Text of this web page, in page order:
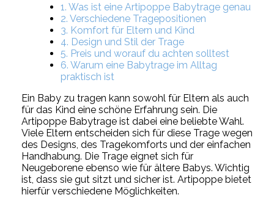
1. Was ist eine Artipoppe Babytrage genau
2. Verschiedene Tragepositionen
3. Komfort für Eltern und Kind
4. Design und Stil der Trage
5. Preis und worauf du achten solltest
6. Warum eine Babytrage im Alltag
praktisch ist
Ein Baby zu tragen kann sowohl für Eltern als auch
für das Kind eine schöne Erfahrung sein. Die
Artipoppe Babytrage ist dabei eine beliebte Wahl.
Viele Eltern entscheiden sich für diese Trage wegen
des Designs, des Tragekomforts und der einfachen
Handhabung. Die Trage eignet sich für
Neugeborene ebenso wie für ältere Babys. Wichtig
ist, dass sie gut sitzt und sicher ist. Artipoppe bietet
hierfür verschiedene Möglichkeiten.